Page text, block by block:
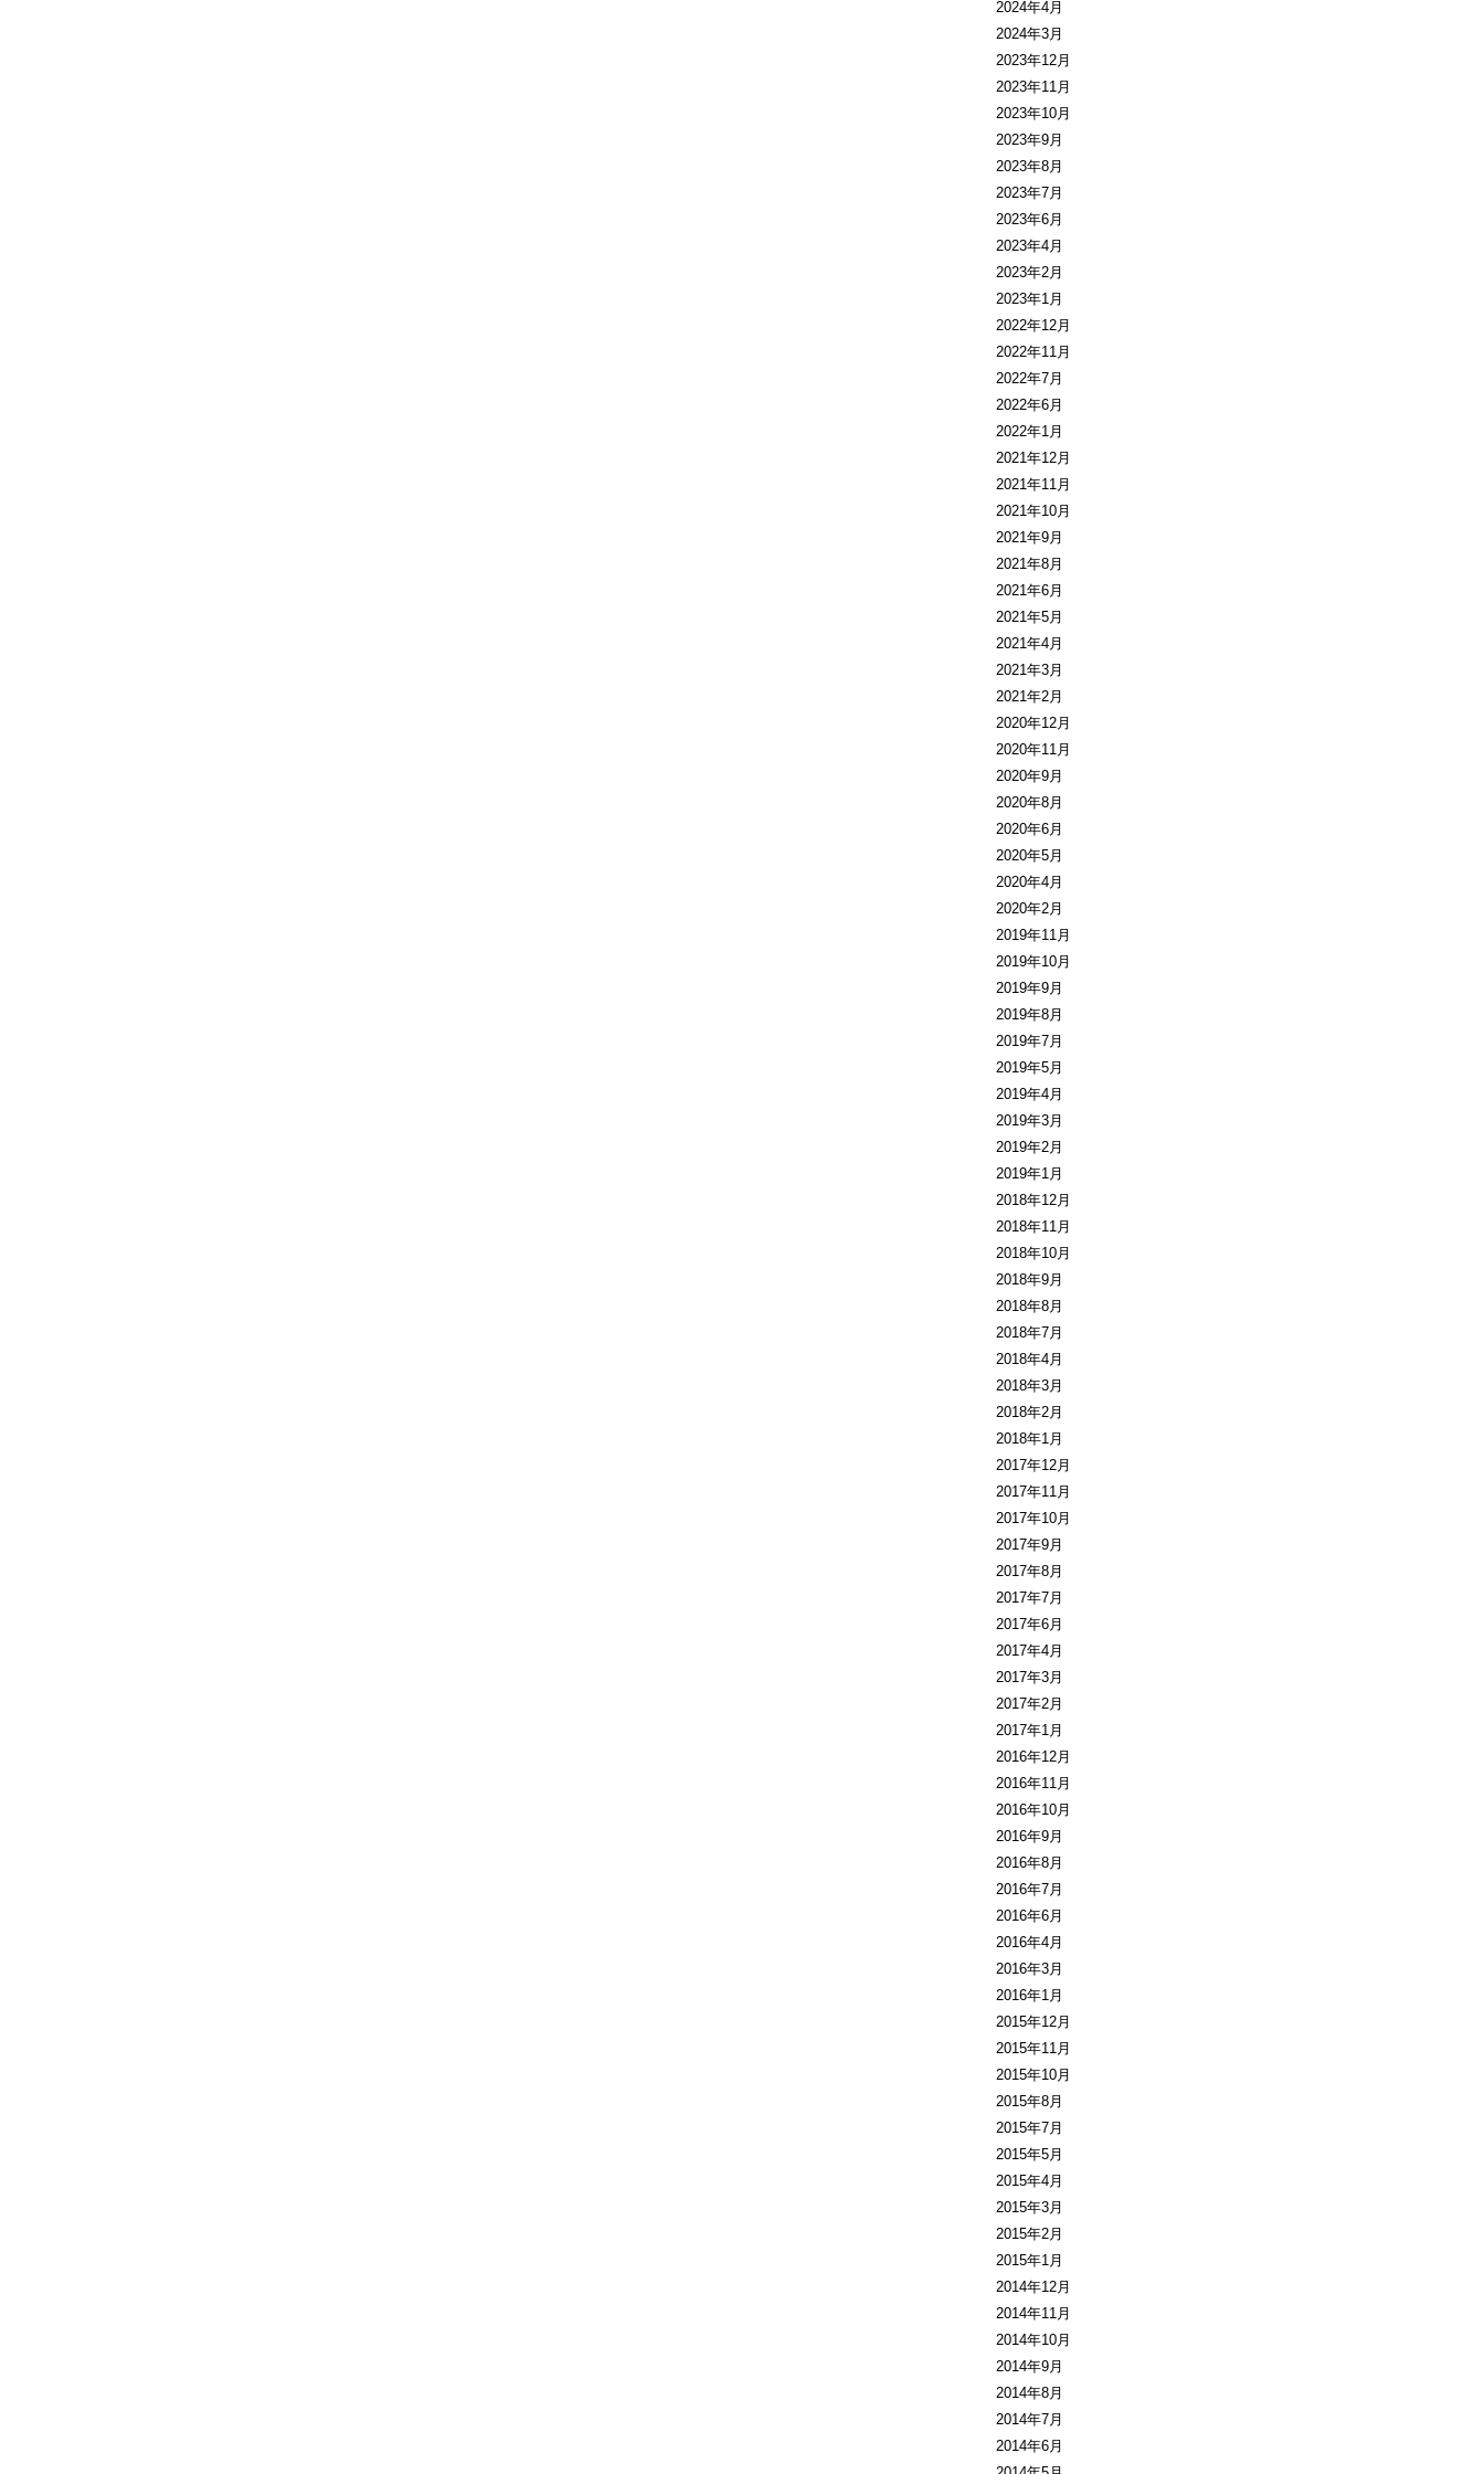
2024年4月
2024年3月
2023年12月
2023年11月
2023年10月
2023年9月
2023年8月
2023年7月
2023年6月
2023年4月
2023年2月
2023年1月
2022年12月
2022年11月
2022年7月
2022年6月
2022年1月
2021年12月
2021年11月
2021年10月
2021年9月
2021年8月
2021年6月
2021年5月
2021年4月
2021年3月
2021年2月
2020年12月
2020年11月
2020年9月
2020年8月
2020年6月
2020年5月
2020年4月
2020年2月
2019年11月
2019年10月
2019年9月
2019年8月
2019年7月
2019年5月
2019年4月
2019年3月
2019年2月
2019年1月
2018年12月
2018年11月
2018年10月
2018年9月
2018年8月
2018年7月
2018年4月
2018年3月
2018年2月
2018年1月
2017年12月
2017年11月
2017年10月
2017年9月
2017年8月
2017年7月
2017年6月
2017年4月
2017年3月
2017年2月
2017年1月
2016年12月
2016年11月
2016年10月
2016年9月
2016年8月
2016年7月
2016年6月
2016年4月
2016年3月
2016年1月
2015年12月
2015年11月
2015年10月
2015年8月
2015年7月
2015年5月
2015年4月
2015年3月
2015年2月
2015年1月
2014年12月
2014年11月
2014年10月
2014年9月
2014年8月
2014年7月
2014年6月